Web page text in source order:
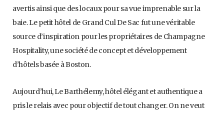
avertis ainsi que des locaux pour sa vue imprenable sur la
baie. Le petit hôtel de Grand Cul De Sac fut une véritable
source d’inspiration pour les propriétaires de Champagne
Hospitality, une société de concept et développement
d’hôtels basée à Boston.
Aujourd’hui, Le Barthélemy, hôtel élégant et authentique a
pris le relais avec pour objectif de tout changer. On ne veut